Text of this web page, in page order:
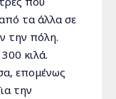
τα άλλα σε
την πόλη.
κιλά.
επομένως
την